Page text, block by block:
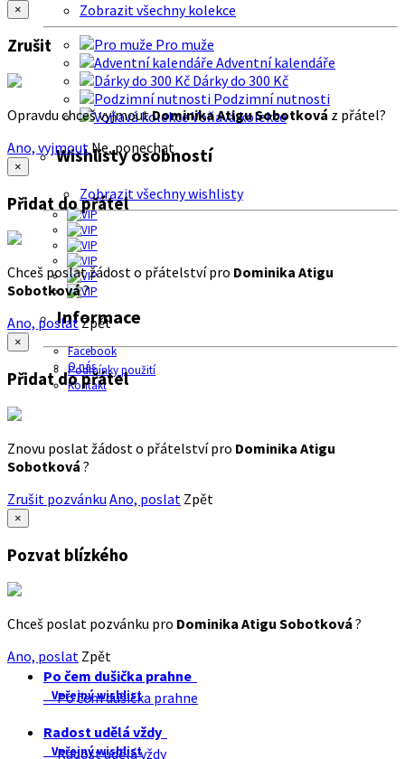
Zobrazit všechny kolekce
Pro muže
Adventní kalendáře
Dárky do 300 Kč
Podzimní nutnosti
Voňavá kolekce
Wishlisty osobností
Zobrazit všechny wishlisty
Informace
Facebook
O nás
Podmínky použití
Kontakt
×
Zrušit
Opravdu chceš vyjmoutDominika Atigu Sobotková z přátel?
Ano, vyjmout Ne, ponechat
×
Přidat do přátel
Chceš poslat žádost o přátelství pro Dominika Atigu
Sobotková?
Ano, poslatZpět
×
Přidat do přátel
Znovu poslat žádost o přátelství pro Dominika Atigu
Sobotková ?
Zrušit pozvánku Ano, poslat Zpět
×
Pozvat blízkého
Chceš poslat pozvánku pro Dominika Atigu Sobotková ?
Ano, poslat Zpět
Po čem dušička prahne
Veřejný wishlist
Po čem dušička prahne
Radost udělá vždy
Veřejný wishlist
Radost udělá vždy